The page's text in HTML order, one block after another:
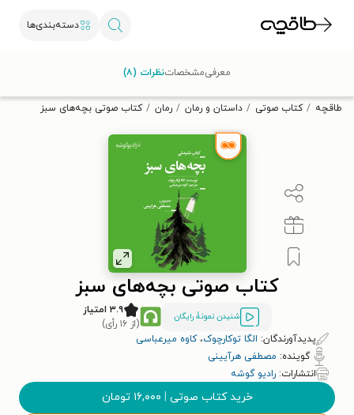
دسته‌بندی‌ها
تخفیف از طاقچه دریافت کن.
طاقچه کتاب صوتی داستان و رمان رمان کتاب صوتی بچه‌های سبز
کتاب صوتی بچه‌های سبز
شنیدن نمونۀ رایگان
۳.۹ امتیاز
(از ۱۶ رأی)
پدیدآورندگان: الگا توکارچوک،کاوه میرعباسی
گوینده: مصطفی هرآیینی
انتشارات: رادیو گوشه
خرید کتاب صوتی | ۱۶,۰۰۰ تومان
معرفیمشخصاتنظرات (۸)